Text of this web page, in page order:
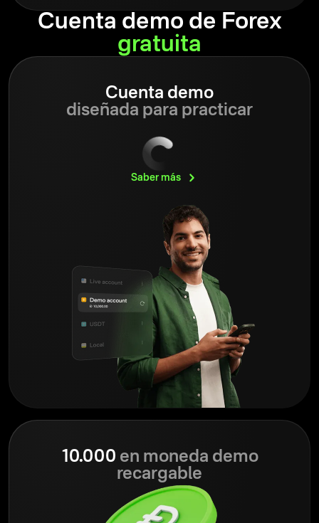
Cuenta demo de Forex
gratuita
Cuenta demo
diseñada para practicar
Sabermás
10.000 en moneda demo
recargable